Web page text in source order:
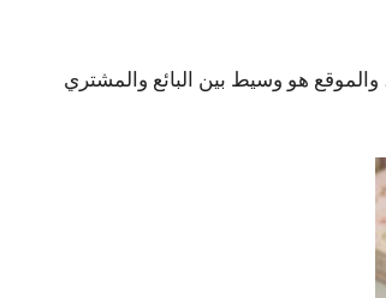
هو وسيط بين البائع والمشتري